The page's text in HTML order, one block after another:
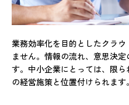
業務効率化を目的としたクラ
ません。情報の流れ、意思決
す。中小企業にとっては、限
の経営施策と位置付けられます。